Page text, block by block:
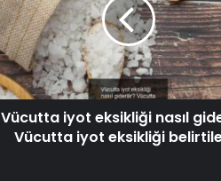
Vücutta iyot eksikliği nasıl
Vücutta iyot eksikliği